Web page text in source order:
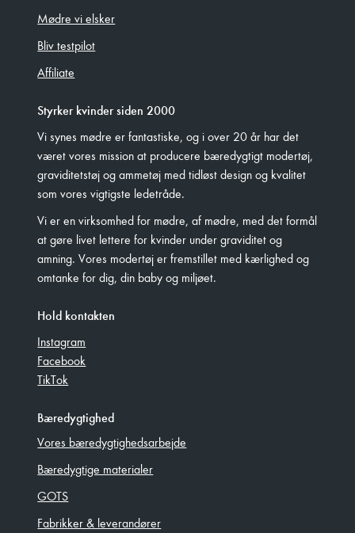
Mødre vi elsker
Bliv testpilot
Affiliate
Styrker kvinder siden 2000
Vi synes mødre er fantastiske, og i over 20 år har det
været vores mission at producere bæredygtigt modertøj,
graviditetstøj og ammetøj med tidløst design og kvalitet
som vores vigtigste ledetråde.
Vi er en virksomhed for mødre, af mødre, med det formål
at gøre livet lettere for kvinder under graviditet og
amning. Vores modertøj er fremstillet med kærlighed og
omtanke for dig, din baby og miljøet.
Hold kontakten
Instagram
Facebook
TikTok
Bæredygtighed
Vores bæredygtighedsarbejde
Bæredygtige materialer
GOTS
Fabrikker & leverandører